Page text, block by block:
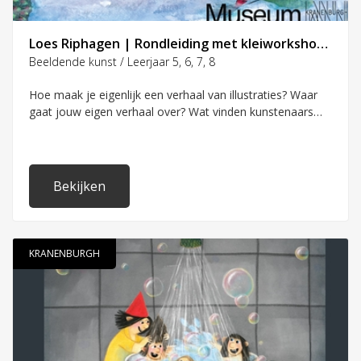
PO
SO
Waar staat uw school
Loes Riphagen | Rondleiding met kleiworkshop | groep 5 t/m 8
Beeldende kunst / Leerjaar 5, 6, 7, 8
Hoe maak je eigenlijk een verhaal van illustraties? Waar
gaat jouw eigen verhaal over? Wat vinden kunstenaars
antwoord op zoeken tijdens de rondleiding door de
tentoonstellingen. Na de rondleiding maken we natuurlijk
zelf ook iets: een insect van klei!
Bekijken
KRANENBURGH